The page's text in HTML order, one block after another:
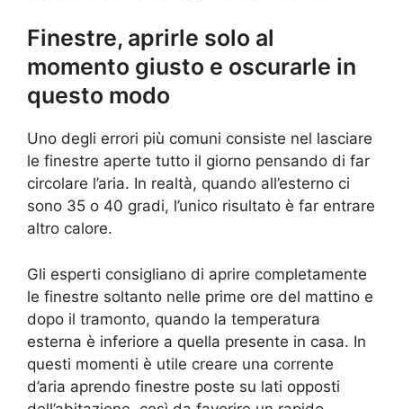
Finestre, aprirle solo al
momento giusto e oscurarle in
questo modo
Uno degli errori più comuni consiste nel lasciare
le finestre aperte tutto il giorno pensando di far
circolare l’aria. In realtà, quando all’esterno ci
sono 35 o 40 gradi, l’unico risultato è far entrare
altro calore.
Gli esperti consigliano di aprire completamente
le finestre soltanto nelle prime ore del mattino e
dopo il tramonto, quando la temperatura
esterna è inferiore a quella presente in casa. In
questi momenti è utile creare una corrente
d’aria aprendo finestre poste su lati opposti